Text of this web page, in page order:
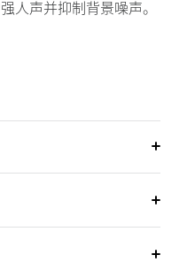
人声并抑制背景噪声。